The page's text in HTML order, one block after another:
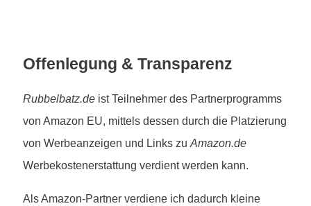
Offenlegung & Transparenz
Rubbelbatz.de ist Teilnehmer des Partnerprogramms
von Amazon EU, mittels dessen durch die Platzierung
von Werbeanzeigen und Links zuAmazon.de
Werbekostenerstattung verdient werden kann.
Als Amazon-Partner verdiene ich dadurch kleine